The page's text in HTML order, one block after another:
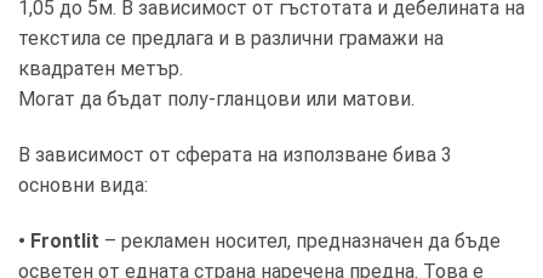
1,05 до 5м. В зависимост от гъстотата и дебелината на
текстила се предлага и в различни грамажи на
квадратен метър.
Могат да бъдат полу-гланцови или матови.
В зависимост от сферата на използване бива 3
основни вида:
• Frontlit – рекламен носител, предназначен да бъде
осветен от едната страна наречена предна. Това е